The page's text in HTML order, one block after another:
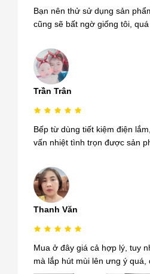
Bạn nên thử sử dụng sản
cũng sẽ bất ngờ giống tôi,
Trần Trân
Bếp từ dùng tiết kiệm điện
vấn nhiệt tình trọn được sản
Thanh Văn
Mua ở đây giá cả hợp lý, tuy
mà lắp hút mùi lên ưng ý quá,